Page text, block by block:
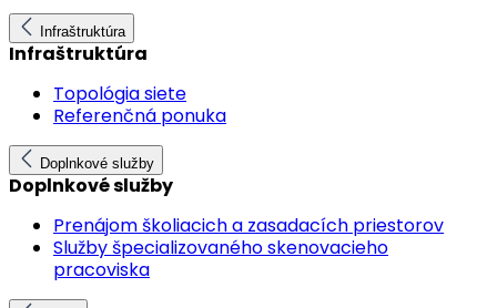
Infraštruktúra
Infraštruktúra
Topológia siete
Referenčná ponuka
Doplnkové služby
Doplnkové služby
Prenájom školiacich a zasadacích priestorov
Služby špecializovaného skenovacieho
pracoviska